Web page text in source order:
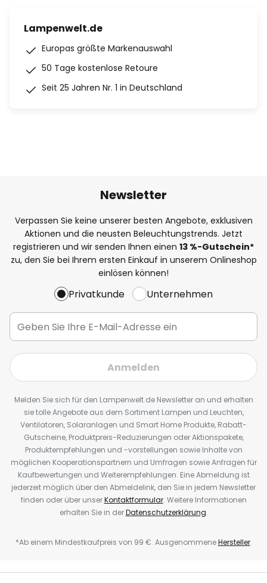
Lampenwelt.de
Europas größte Markenauswahl
50 Tage kostenlose Retoure
Seit 25 Jahren Nr. 1 in Deutschland
Newsletter
Verpassen Sie keine unserer besten Angebote, exklusiven
Aktionen und die neusten Beleuchtungstrends. Jetzt
registrieren und wir senden Ihnen einen 13 %-Gutschein*
zu, den Sie bei Ihrem ersten Einkauf in unserem Onlineshop
einlösen können!
Privatkunde Unternehmen
Anmelden
Melden Sie sich für den Lampenwelt.de Newsletter an und erhalten
sie tolle Angebote aus dem Sortiment Lampen und Leuchten,
Ventilatoren, Solaranlagen und Smart Home Produkte, Rabatt-
Gutscheine, Produktpreis-Reduzierungen oder Aktionspakete,
Produktempfehlungen und -vorstellungen sowie Inhalte von
möglichen Kooperationspartnern und Umfragen sowie Anfragen für
Kaufbewertungen und Weiterempfehlungen. Eine Abmeldung ist
jederzeit möglich über den Abmeldelink, den Sie in jedem Newsletter
finden oder über unserKontaktformular. Weitere Informationen
erhalten Sie in derDatenschutzerklärung.
*Ab einem Mindestkaufpreis von 99 €. AusgenommeneHersteller.